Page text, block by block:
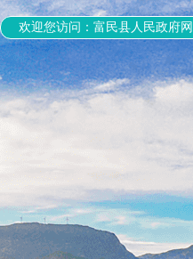
欢迎您访问：富民县人民政府